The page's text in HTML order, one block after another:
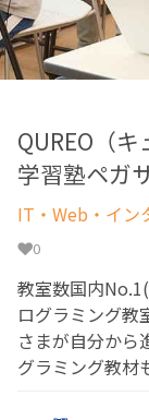
QUREO（
学習塾ペガ
IT・Web・イン
0
教室数国内
ログラミング教
さまが自分から
グラミング教材